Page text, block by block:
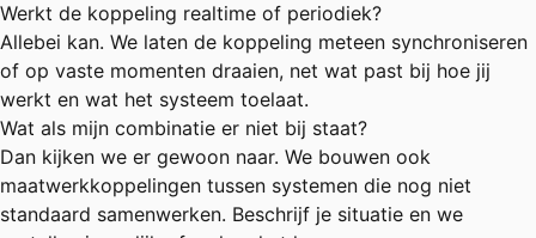
Werkt de koppeling realtime of periodiek?
Allebei kan. We laten de koppeling meteen synchroniseren
of op vaste momenten draaien, net wat past bij hoe jij
werkt en wat het systeem toelaat.
Wat als mijn combinatie er niet bij staat?
Dan kijken we er gewoon naar. We bouwen ook
maatwerkkoppelingen tussen systemen die nog niet
standaard samenwerken. Beschrijf je situatie en we